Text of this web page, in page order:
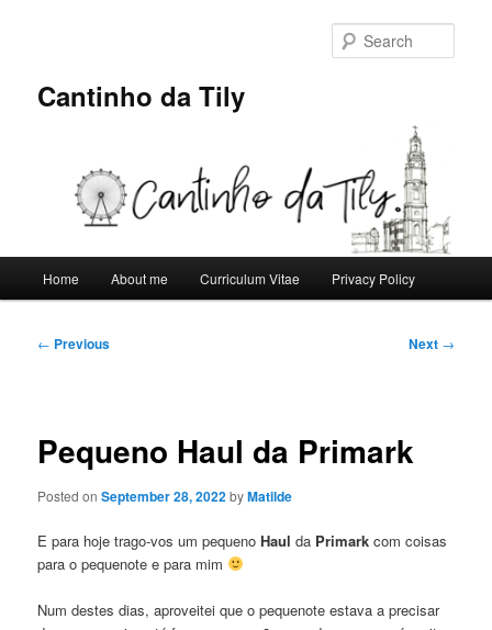
Cantinho da Tily
Home About me Curriculum Vitae Privacy Policy
Post
← Previous Next →
Pequeno Haul da Primark
Posted onSeptember 28, 2022byMatilde
E para hoje trago-vos um pequenoHaul da Primark com coisas
para o pequenote e para mim
Num destes dias, aproveitei que o pequenote estava a precisar